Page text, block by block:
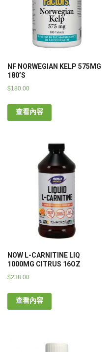
NF NORWEGIAN KELP 575MG
180’S
$180.00
查看內容
NOW L-CARNITINE LIQ
1000MG CITRUS 16OZ
$238.00
查看內容